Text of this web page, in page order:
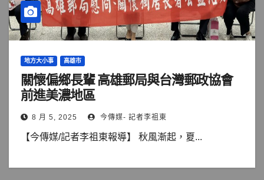
地方大小事 高雄市
關懷偏鄉長輩 高雄郵局與台灣郵政協會
前進美濃地區
8 月 5, 2025 今傳媒- 記者李祖東
【今傳媒/記者李祖東報導】 秋風漸起，夏...